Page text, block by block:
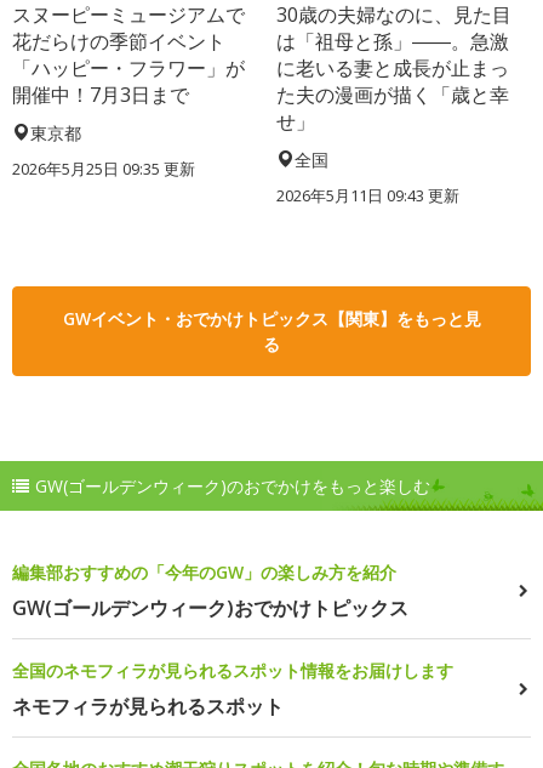
スヌーピーミュージアムで
花だらけの季節イベント
「ハッピー・フラワー」が
開催中！7月3日まで
東京都
2026年5月25日 09:35 更新
30歳の夫婦なのに、見た目
は「祖母と孫」――。急激
に老いる妻と成長が止まっ
た夫の漫画が描く「歳と幸
せ」
全国
2026年5月11日 09:43 更新
GWイベント・おでかけトピックス【関東】をもっと見
る
GW(ゴールデンウィーク)のおでかけをもっと楽しむ
編集部おすすめの「今年のGW」の楽しみ方を紹介
GW(ゴールデンウィーク)おでかけトピックス
全国のネモフィラが見られるスポット情報をお届けします
ネモフィラが見られるスポット